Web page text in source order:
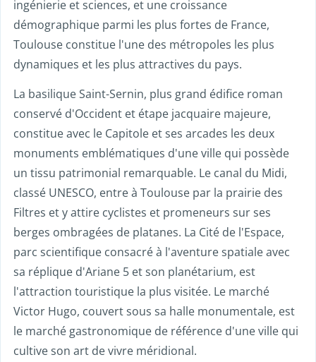
ingénierie et sciences, et une croissance
démographique parmi les plus fortes de France,
Toulouse constitue l'une des métropoles les plus
dynamiques et les plus attractives du pays.
La basilique Saint-Sernin, plus grand édifice roman
conservé d'Occident et étape jacquaire majeure,
constitue avec le Capitole et ses arcades les deux
monuments emblématiques d'une ville qui possède
un tissu patrimonial remarquable. Le canal du Midi,
classé UNESCO, entre à Toulouse par la prairie des
Filtres et y attire cyclistes et promeneurs sur ses
berges ombragées de platanes. La Cité de l'Espace,
parc scientifique consacré à l'aventure spatiale avec
sa réplique d'Ariane 5 et son planétarium, est
l'attraction touristique la plus visitée. Le marché
Victor Hugo, couvert sous sa halle monumentale, est
le marché gastronomique de référence d'une ville qui
cultive son art de vivre méridional.